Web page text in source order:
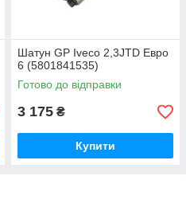
Шатун GP Iveco 2,3JTD Евро
6 (5801841535)
Готово до відправки
3 175 ₴
Купити